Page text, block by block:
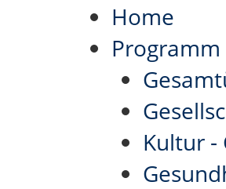
Home
Programm
Kultur -